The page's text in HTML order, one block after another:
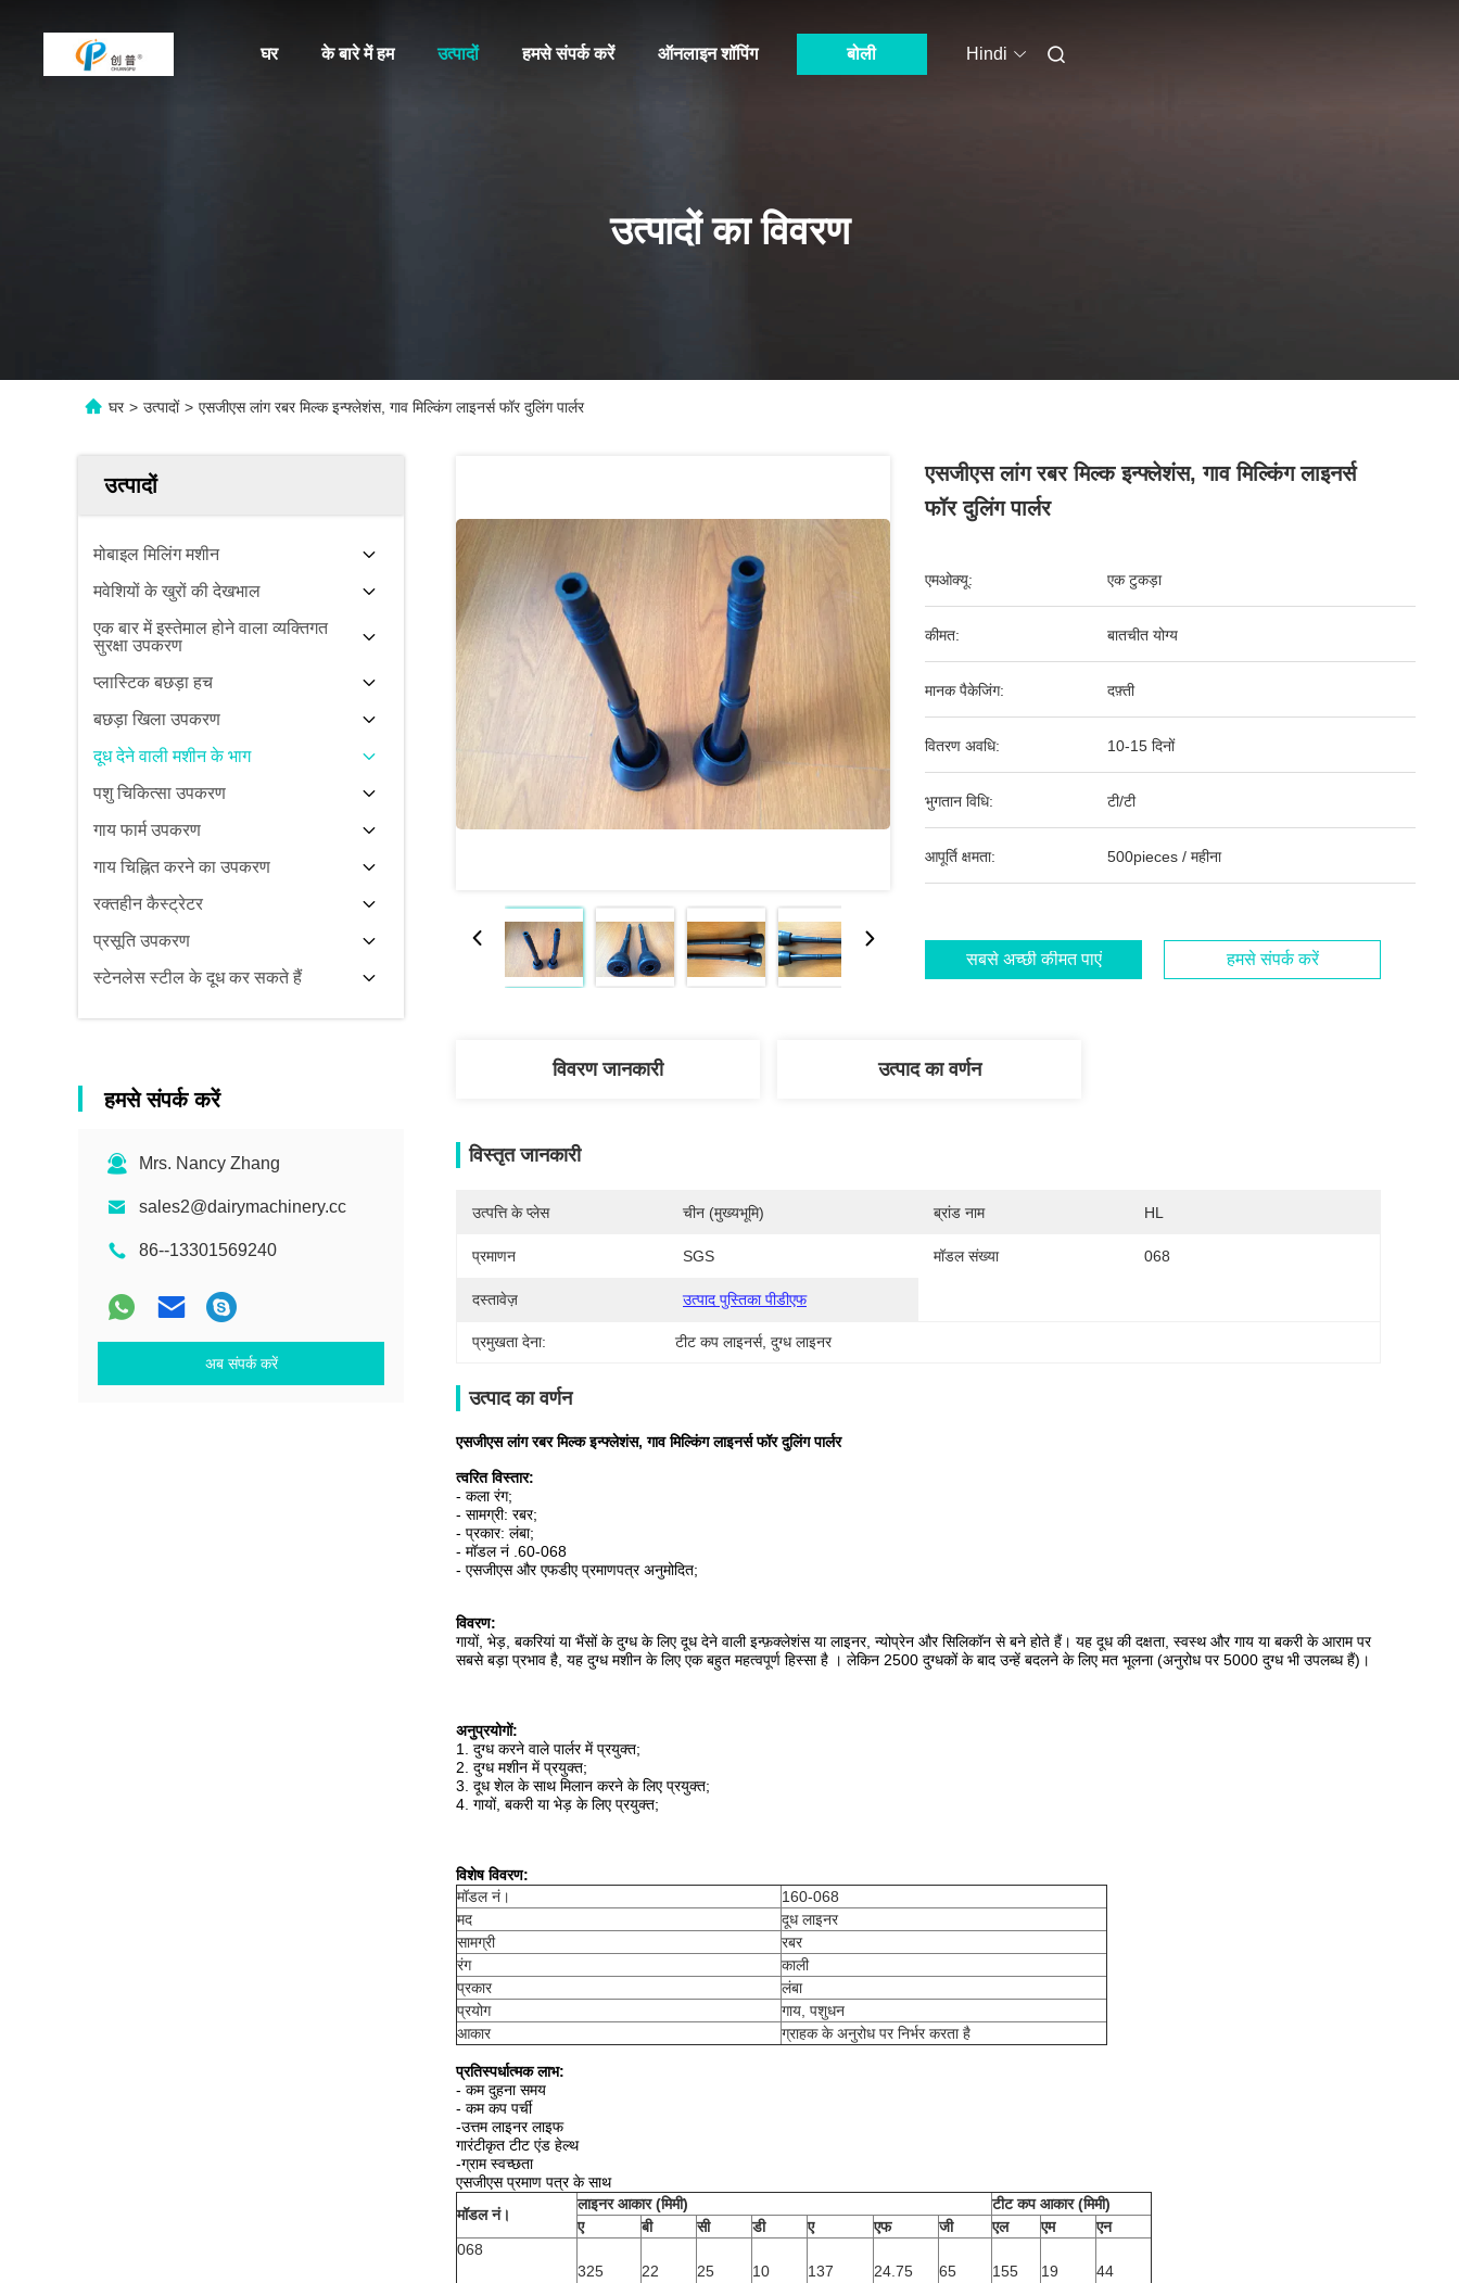
घर के बारे में हम उत्पादों हमसे संपर्क करें ऑनलाइन शॉपिंग बोली Hindi
उत्पादों का विवरण
घर > उत्पादों > एसजीएस लांग रबर मिल्क इन्फ्लेशंस, गाव मिल्किंग लाइनर्स फॉर दुलिंग पार्लर
उत्पादों
मोबाइल मिलिंग मशीन
मवेशियों के खुरों की देखभाल
एक बार में इस्तेमाल होने वाला व्यक्तिगत
सुरक्षा उपकरण
प्लास्टिक बछड़ा हच
बछड़ा खिला उपकरण
दूध देने वाली मशीन के भाग
पशु चिकित्सा उपकरण
गाय फार्म उपकरण
गाय चिह्नित करने का उपकरण
रक्तहीन कैस्ट्रेटर
प्रसूति उपकरण
स्टेनलेस स्टील के दूध कर सकते हैं
हमसे संपर्क करें
Mrs. Nancy Zhang
sales2@dairymachinery.cc
86--13301569240
अब संपर्क करें
एसजीएस लांग रबर मिल्क इन्फ्लेशंस, गाव मिल्किंग लाइनर्स
फॉर दुलिंग पार्लर
एमओक्यू: एक टुकड़ा
कीमत: बातचीत योग्य
मानक पैकेजिंग: दफ़्ती
वितरण अवधि: 10-15 दिनों
भुगतान विधि: टी/टी
आपूर्ति क्षमता: 500pieces / महीना
सबसे अच्छी कीमत पाएं हमसे संपर्क करें
विवरण जानकारी उत्पाद का वर्णन
विस्तृत जानकारी
उत्पत्ति के प्लेस चीन (मुख्यभूमि) ब्रांड नाम HL
प्रमाणन SGS मॉडल संख्या 068
दस्तावेज़ उत्पाद पुस्तिका पीडीएफ
प्रमुखता देना: टीट कप लाइनर्स, दुग्ध लाइनर
उत्पाद का वर्णन
एसजीएस लांग रबर मिल्क इन्फ्लेशंस, गाव मिल्किंग लाइनर्स फॉर दुलिंग पार्लर
त्वरित विस्तार:
- कला रंग;
- सामग्री: रबर;
- प्रकार: लंबा;
- मॉडल नं .60-068
- एसजीएस और एफडीए प्रमाणपत्र अनुमोदित;
विवरण:
गायों, भेड़, बकरियां या भैंसों के दुग्ध के लिए दूध देने वाली इन्फ़क्लेशंस या लाइनर, न्योप्रेन और सिलिकॉन से बने होते हैं। यह दूध की दक्षता, स्वस्थ और गाय या बकरी के आराम पर
सबसे बड़ा प्रभाव है, यह दुग्ध मशीन के लिए एक बहुत महत्वपूर्ण हिस्सा है । लेकिन 2500 दुग्धकों के बाद उन्हें बदलने के लिए मत भूलना (अनुरोध पर 5000 दुग्ध भी उपलब्ध हैं)।
अनुप्रयोगों:
1. दुग्ध करने वाले पार्लर में प्रयुक्त;
2. दुग्ध मशीन में प्रयुक्त;
3. दूध शेल के साथ मिलान करने के लिए प्रयुक्त;
4. गायों, बकरी या भेड़ के लिए प्रयुक्त;
विशेष विवरण:
मॉडल नं।
160-068
मद
दूध लाइनर
सामग्री
रबर
रंग
काली
प्रकार
लंबा
प्रयोग
गाय, पशुधन
आकार
ग्राहक के अनुरोध पर निर्भर करता है
प्रतिस्पर्धात्मक लाभ:
- कम दुहना समय
- कम कप पर्ची
-उत्तम लाइनर लाइफ
गारंटीकृत टीट एंड हेल्थ
-ग्राम स्वच्छता
एसजीएस प्रमाण पत्र के साथ
मॉडल नं।
लाइनर आकार (मिमी)
टीट कप आकार (मिमी)
ए
बी सी डी ए एफ जी एल एम
एन
068
325 22 25 10 137 24.75 65 155 19 44